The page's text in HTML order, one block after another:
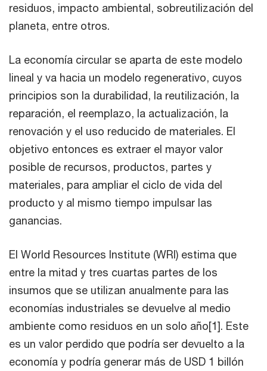
residuos, impacto ambiental, sobreutilización del
planeta, entre otros.
La economía circular se aparta de este modelo
lineal y va hacia un modelo regenerativo, cuyos
principios son la durabilidad, la reutilización, la
reparación, el reemplazo, la actualización, la
renovación y el uso reducido de materiales. El
objetivo entonces es extraer el mayor valor
posible de recursos, productos, partes y
materiales, para ampliar el ciclo de vida del
producto y al mismo tiempo impulsar las
ganancias.
El World Resources Institute (WRI) estima que
entre la mitad y tres cuartas partes de los
insumos que se utilizan anualmente para las
economías industriales se devuelve al medio
ambiente como residuos en un solo año[1]. Este
es un valor perdido que podría ser devuelto a la
economía y podría generar más de USD 1 billón